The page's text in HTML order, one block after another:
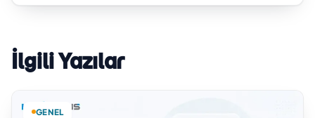
İlgili Yazılar
GENEL